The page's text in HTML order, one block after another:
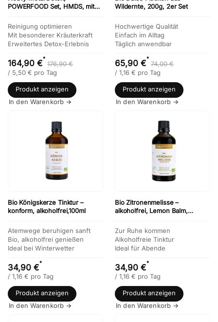
POWERFOOD Set, HMDS, mit
Reinigung optimieren
Mit besonderer Kräuterkraft
Erweitertes Detox-Erlebnis
164,90 €*
176,90 €
/ 5,50 € pro Tag
Produkt anzeigen
In den Warenkorb →
Wildernte, 200g, 2er Set
Hochwertige Qualität
Einfach im Alltag
Täglich anwendbar
65,90 €*
74,00 €
/ 1,16 € pro Tag
Produkt anzeigen
In den Warenkorb →
Bio Königskerze Tinktur –
konform, alkoholfrei,100ml
Atemwege beruhigen sanft
Bio, alkoholfrei genießen
Ideal bei Winterwetter
34,90 €*
/ 1,16 € pro Tag
Produkt anzeigen
In den Warenkorb →
Bio Zitronenmelisse –
alkoholfrei, Lemon Balm,
Zur Ruhe kommen
Alkoholfreie Tinktur
Ideal für Abende
34,90 €*
/ 1,16 € pro Tag
Produkt anzeigen
In den Warenkorb →